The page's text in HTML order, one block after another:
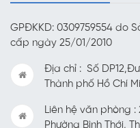
GPĐKKD: 0309759554 do
cấp ngày 25/01/2010
Địa chỉ : Số
Thành phố Hồ Chí
Liên hệ văn phòng :
Phường Bình Thới,